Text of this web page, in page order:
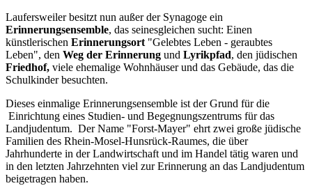
Laufersweiler besitzt nun außer der Synagoge ein
Erinnerungsensemble, das seinesgleichen sucht: Einen
künstlerischen Erinnerungsort "Gelebtes Leben - geraubtes
Leben", den Weg der Erinnerung und Lyrikpfad, den jüdischen
Friedhof, viele ehemalige Wohnhäuser und das Gebäude, das die
Schulkinder besuchten.
Dieses einmalige Erinnerungsensemble ist der Grund für die
Einrichtung eines Studien- und Begegnungszentrums für das
Landjudentum. Der Name "Forst-Mayer" ehrt zwei große jüdische
Familien des Rhein-Mosel-Hunsrück-Raumes, die über
Jahrhunderte in der Landwirtschaft und im Handel tätig waren und
in den letzten Jahrzehnten viel zur Erinnerung an das Landjudentum
beigetragen haben.